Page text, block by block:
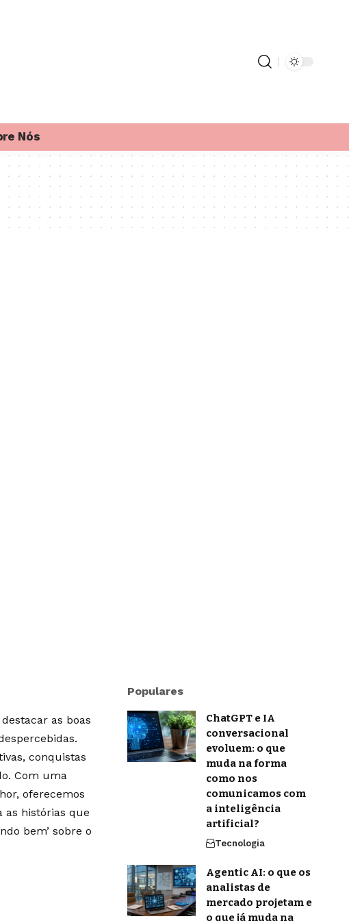
Nós
as boas
conquistas
Com uma
oferecemos
as histórias que
bem’ sobre o
Populares
ChatGPT e IA
conversacional
evoluem: o que
muda na forma
como nos
comunicamos com
a inteligência
artificial?
Tecnologia
Agentic AI: o que os
analistas de
mercado projetam e
o que já muda na